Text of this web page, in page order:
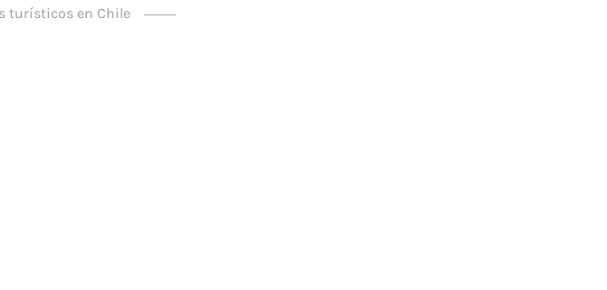
turísticos en Chile